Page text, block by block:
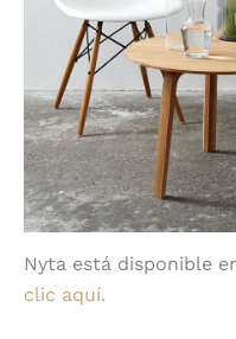
Nyta está disponible
clic aquí.